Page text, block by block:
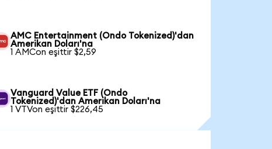
AMC Entertainment (Ondo Tokenized)'dan
Amerikan Doları'na
1 AMCon eşittir $2,59
Vanguard Value ETF (Ondo
Tokenized)'dan Amerikan Doları'na
1 VTVon eşittir $226,45